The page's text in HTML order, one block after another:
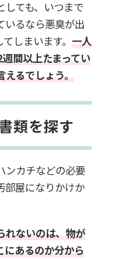
自分で片付け
部屋になっ
がおすすめ
しても、いつまで
いるなら悪臭が出
しまいます。 一人
間以上たまってい
えるでしょう。
類を探す
ンカチなどの必要
部屋になりかけか
れないのは、物が
にあるのか分から